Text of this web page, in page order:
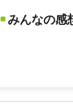
みんなの感